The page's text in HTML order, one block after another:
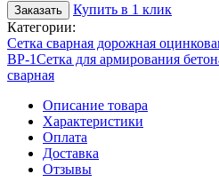
Заказать
Купить в 1 клик
Категории:
Сетка сварная дорожная
ВР-1Сетка для армирования
сварная
Описание товара
Характеристики
Оплата
Доставка
Отзывы